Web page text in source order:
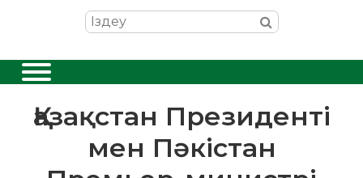
Қазақстан Президенті
мен Пәкістан